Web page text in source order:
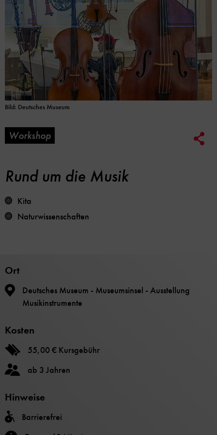
Bild: Deutsches Museum
Workshop
Rund um die Musik
Kita
Naturwissenschaften
Ort
Deutsches Museum - Museumsinsel - Ausstellung
Musikinstrumente
Kosten
55,00 € Kursgebühr
ab 3 Jahren
Hinweise
Barrierefrei